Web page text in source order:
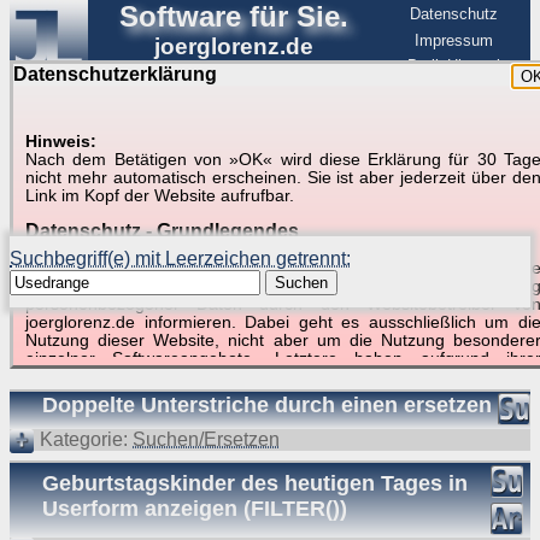
Datenschutzerklärung
Hinweis:
Nach dem Betätigen von »OK« wird diese Erklärung für 30 Tage
nicht mehr automatisch erscheinen. Sie ist aber jederzeit über den
Link im Kopf der Website aufrufbar.
Datenschutz - Grundlegendes
Diese Datenschutzerklärung soll die Nutzer dieser Website über die
Art, den Umfang und den Zweck der Erhebung und Verwendung
personenbezogener Daten durch den Websitebetreiber von
joerglorenz.de informieren. Dabei geht es ausschließlich um die
Nutzung dieser Website, nicht aber um die Nutzung besonderer
einzelner Softwareangebote. Letztere haben aufgrund ihrer
gespeichert werden müssen, die für das Funktionieren erforderlich
sind. Hier ist es wichtig, dass Sie selbst zum Testen dieser
Funktionen möglichst erfundene Daten verwenden. Ansonsten wird
auf die spezifischen Besonderheiten beim jeweiligen Angebot
gesondert hingewiesen.
Generell gilt: Wenn Sie ein Angebot bei den Add-Ins nutzen, bei
dem Daten übertragen werden, werden diese Daten auf dem
Software für Sie.
joerglorenz.de
Datenschutz
Impressum
BerlinHimmel
Suche in Beispielen und Tipps zu Excel und
VBA
Suchbegriff(e) mit Leerzeichen getrennt:
Suchen
Suchergebnisse (5 Treffer, 1 Begriff)
Doppelte Unterstriche durch einen ersetzen
Kategorie: Suchen/Ersetzen
Geburtstagskinder des heutigen Tages in
Userform anzeigen (FILTER())